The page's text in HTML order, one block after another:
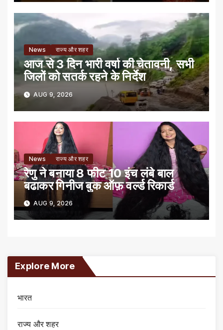
News राज्य और शहर
आज से 3 दिन भारी वर्षा की चेतावनी, सभी
जिलों को सतर्क रहने के निर्देश
AUG 9, 2026
News राज्य और शहर
रेणु ने बनाया 8 फीट 10 इंच लंबे बाल
बढाकर गिनीज बुक ऑफ़ वर्ल्ड रिकार्ड
AUG 9, 2026
Explore More
भारत
राज्य और शहर